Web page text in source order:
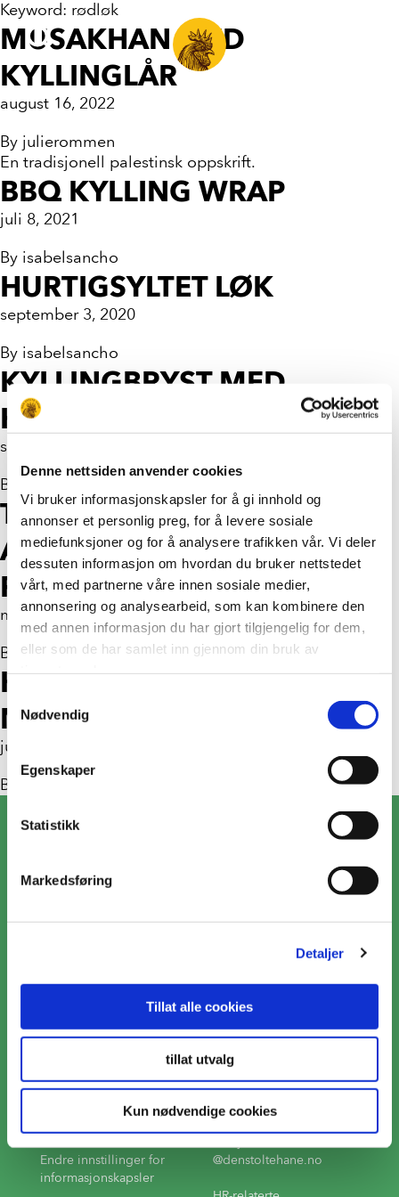
Denne nettsiden anvender cookies
Vi bruker informasjonskapsler for å gi innhold og
annonser et personlig preg, for å levere sosiale
mediefunksjoner og for å analysere trafikken vår. Vi deler
dessuten informasjon om hvordan du bruker nettstedet
vårt, med partnerne våre innen sosiale medier,
annonsering og analysearbeid, som kan kombinere den
med annen informasjon du har gjort tilgjengelig for dem,
eller som de har samlet inn gjennom din bruk av
Samtykkevalg
Nødvendig
Egenskaper
Statistikk
Markedsføring
Detaljer
Tillat alle cookies
tillat utvalg
Kun nødvendige cookies
Keyword: rødløk
MUSAKHAN MED
KYLLINGLÅR
august 16, 2022
By julierommen
En tradisjonell palestinsk oppskrift.
BBQ KYLLING WRAP
juli 8, 2021
By isabelsancho
HURTIGSYLTET LØK
september 3, 2020
By isabelsancho
KYLLINGBRYST MED
HVITLØK OG URTER
september 3, 2020
By
TORTILLA MED FETA,
AVOKADO OG SYLTET
RØDLØK
mars 3, 2020
Byanette2020
KYLLINGBURGER MED
MØRKE SURDEIGSBRØD
juli 4, 2019
By
Forbrukerkontakt
Privacy notice
Besøksadresse
Telefon
51 79 85 80
Postadresse
Næringsvegen 23,
Endre innstillinger for
informasjonskapsler
E-post
Produktrelaterte
@denstoltehane.no